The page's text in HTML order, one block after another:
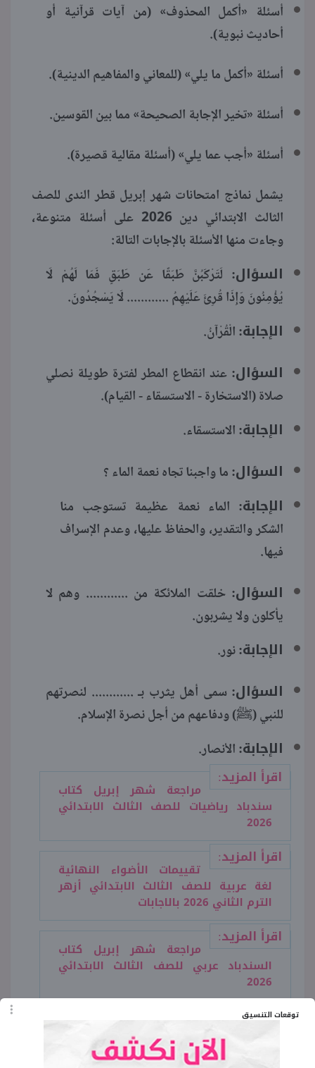
توقعات التنسيق
أسئلة «أكمل المحذوف» (من آيات قرآنية أو
أحاديث نبوية).
أسئلة «أكمل ما يلي» (للمعاني والمفاهيم الدينية).
أسئلة «تخير الإجابة الصحيحة» مما بين القوسين.
أسئلة «أجب عما يلي» (أسئلة مقالية قصيرة).
يشمل نماذج امتحانات شهر إبريل قطر الندى للصف
الثالث الابتدائي دين 2026 على أسئلة متنوعة،
وجاءت منها الأسئلة بالإجابات التالة:
السؤال: لَتَرْكَبُنَّ طَبَقًا عَن طَبَقٍ فَمَا لَهُمْ لَا
يُؤْمِنُونَ وَإِذَا قُرِئَ عَلَيْهِمُ ............ لَا يَسْجُدُونَ.
الإجابة:الْقُرْآنُ.
السؤال: عند انقطاع المطر لفترة طويلة نصلي
صلاة (الاستخارة - الاستسقاء - القيام).
الإجابة:الاستسقاء.
السؤال:ما واجبنا تجاه نعمة الماء ؟
الإجابة: الماء نعمة عظيمة تستوجب منا
الشكر والتقدير، والحفاظ عليها، وعدم الإسراف
فيها.
السؤال: خلقت الملائكة من ............ وهم لا
يأكلون ولا يشربون.
الإجابة:نور.
السؤال: سمى أهل يثرب بـ ............ لنصرتهم
للنبي (ﷺ) ودفاعهم من أجل نصرة الإسلام.
الإجابة:الأنصار.
اقرأ المزيد:
مراجعة شهر إبريل كتاب
سندباد رياضيات للصف الثالث الابتدائي
2026
اقرأ المزيد:
تقييمات الأضواء النهائية
لغة عربية للصف الثالث الابتدائي أزهر
الترم الثاني 2026 بالاجابات
اقرأ المزيد:
مراجعة شهر إبريل كتاب
السندباد عربي للصف الثالث الابتدائي
2026
تحميل نماذج امتحانات شهر
إبريل قطر الندى للصف الثالث